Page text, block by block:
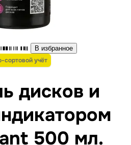
В избранное
учёт
дисков и
500 мл.